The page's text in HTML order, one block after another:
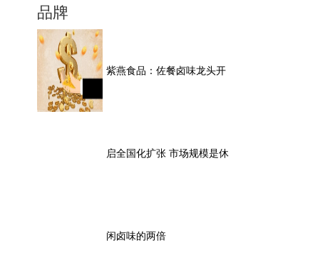
品牌
紫燕食品：佐餐卤味龙头开
启全国化扩张 市场规模是休
闲卤味的两倍